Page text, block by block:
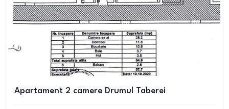
Apartament 2 camere Drumul Taberei